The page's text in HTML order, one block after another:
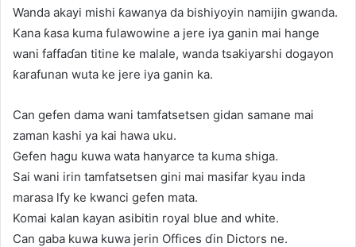
Wanda akayi mishi ƙawanya da bishiyoyin namijin gwanda.
Kana ƙasa kuma fulawowine a jere iya ganin mai hange
wani faffaɗan titine ke malale, wanda tsakiyarshi dogayon
ƙarafunan wuta ke jere iya ganin ka.
Can gefen dama wani tamfatsetsen gidan samane mai
zaman kashi ya kai hawa uku.
Gefen hagu kuwa wata hanyarce ta kuma shiga.
Sai wani irin tamfatsetsen gini mai masifar kyau inda
marasa lfy ke kwanci gefen mata.
Komai kalan kayan asibitin royal blue and white.
Can gaba kuwa kuwa jerin Offices ɗin Dictors ne.